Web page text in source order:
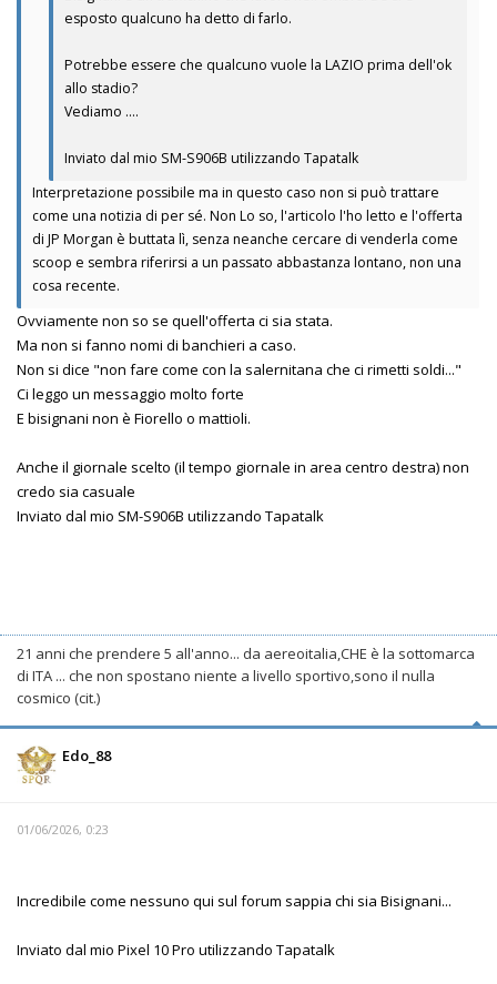
esposto qualcuno ha detto di farlo.
Potrebbe essere che qualcuno vuole la LAZIO prima dell'ok
allo stadio?
Vediamo ....
Inviato dal mio SM-S906B utilizzando Tapatalk
Interpretazione possibile ma in questo caso non si può trattare
come una notizia di per sé. Non Lo so, l'articolo l'ho letto e l'offerta
di JP Morgan è buttata lì, senza neanche cercare di venderla come
scoop e sembra riferirsi a un passato abbastanza lontano, non una
cosa recente.
Ovviamente non so se quell'offerta ci sia stata.
Ma non si fanno nomi di banchieri a caso.
Non si dice "non fare come con la salernitana che ci rimetti soldi..."
Ci leggo un messaggio molto forte
E bisignani non è Fiorello o mattioli.
Anche il giornale scelto (il tempo giornale in area centro destra) non
credo sia casuale
Inviato dal mio SM-S906B utilizzando Tapatalk
21 anni che prendere 5 all'anno... da aereoitalia,CHE è la sottomarca
di ITA ... che non spostano niente a livello sportivo,sono il nulla
cosmico (cit.)
Edo_88
01/06/2026, 0:23
Incredibile come nessuno qui sul forum sappia chi sia Bisignani...
Inviato dal mio Pixel 10 Pro utilizzando Tapatalk